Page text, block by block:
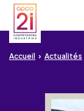
Aller au contenu
Aller à la recherche
Aller au menu
Aller au pied de page
Accueil Actualités